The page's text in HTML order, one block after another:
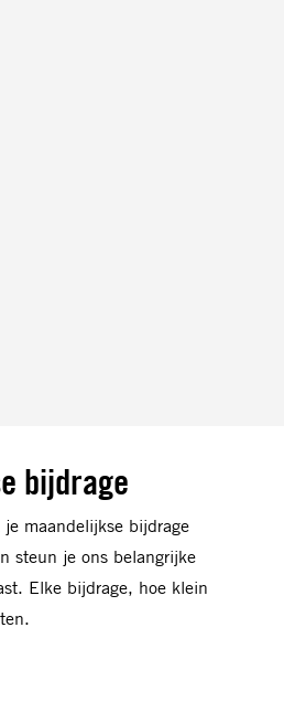
bijdrage
maandelijkse bijdrage
steun je ons belangrijke
Elke bijdrage, hoe klein